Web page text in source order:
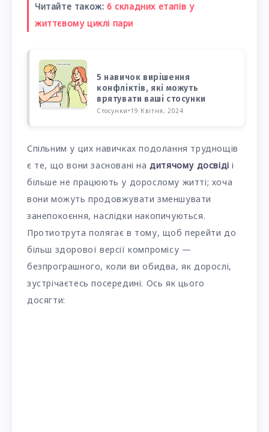
Читайте також: 6 складних етапів у
життєвому циклі пари
5 навичок вирішення
конфліктів, які можуть
врятувати ваші стосунки
Стосунки •19 Квітня, 2024
Спільним у цих навичках подолання труднощів
є те, що вони засновані надитячому досвідіі
більше не працюють у дорослому житті; хоча
вони можуть продовжувати зменшувати
занепокоєння, наслідки накопичуються.
Протиотрута полягає в тому, щоб перейти до
більш здорової версії компромісу —
безпрограшного, коли ви обидва, як дорослі,
зустрічаєтесь посередині. Ось як цього
досягти: